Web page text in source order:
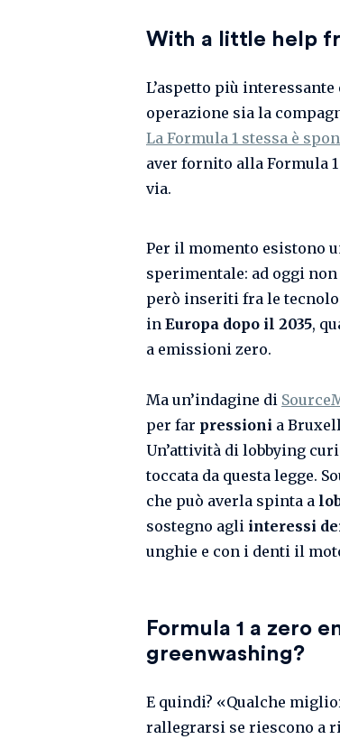
With a little help
L’aspetto più
operazione sia la
La Formula 1 stessa è
aver fornito alla Formula
via.
Per il momento esistono
sperimentale: ad oggi
però inseriti fra le
in Europa dopo il 2035,
a emissioni zero.
Ma un’indagine di
per far pressioni a
Un’attività di lobbying
toccata da questa legge.
che può averla spinta a
sostegno agli interessi
unghie e con i denti il
Formula 1 a zero
greenwashing?
E quindi? «Qualche
rallegrarsi se riescono a